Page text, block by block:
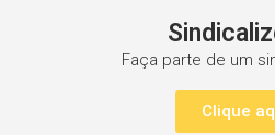
Faça parte de um
Clique